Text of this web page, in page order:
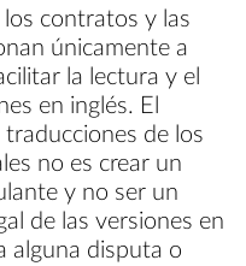
contratos y las
únicamente a
la lectura y el
en inglés. El
de los
no es crear un
y no ser un
de las versiones en
alguna disputa o